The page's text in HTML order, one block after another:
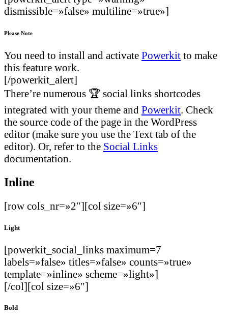
dismissible=»false» multiline=»true»]
Please Note
You need to install and activate Powerkit to make
this feature work.
[/powerkit_alert]
There’re numerous 🏆 social links shortcodes
integrated with your theme and Powerkit. Check
the source code of the page in the WordPress
editor (make sure you use the Text tab of the
editor). Or, refer to the Social Links
documentation.
Inline
[row cols_nr=»2″][col size=»6″]
Light
[powerkit_social_links maximum=7
labels=»false» titles=»false» counts=»true»
template=»inline» scheme=»light»]
[/col][col size=»6″]
Bold